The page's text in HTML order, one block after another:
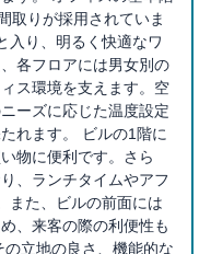
取りが採用されていま
入り、明るく快適なワ
各フロアには男女別の
ス環境を支えます。空
ーズに応じた温度設定
れます。 ビルの1階に
物に便利です。さら
、ランチタイムやアフ
また、ビルの前面には
、来客の際の利便性も
立地の良さ、機能的な